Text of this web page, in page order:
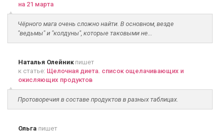
на 21 марта
Чёрного мага очень сложно найти. В основном, везде
"ведьмы" и "колдуны", которые таковыми не...
Наталья Олейникпишет
к статье: Щелочная диета. список ощелачивающих и
окисляющих продуктов
Протоворечия в составе продуктов в разных таблицах.
Ольга пишет